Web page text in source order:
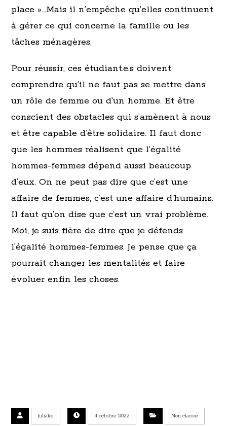
place »…Mais il n’empêche qu’elles continuent
à gérer ce qui concerne la famille ou les
tâches ménagères.
Pour réussir, ces étudiant.e.s doivent
comprendre qu’il ne faut pas se mettre dans
un rôle de femme ou d’un homme. Et être
conscient des obstacles qui s’amènent à nous
et être capable d’être solidaire. Il faut donc
que les hommes réalisent que l’égalité
hommes-femmes dépend aussi beaucoup
d’eux. On ne peut pas dire que c’est une
affaire de femmes, c’est une affaire d’humains.
Il faut qu’on dise que c’est un vrai problème.
Moi, je suis fière de dire que je défends
l’égalité hommes-femmes. Je pense que ça
pourrait changer les mentalités et faire
évoluer enfin les choses.
Juliake 4 octobre 2022 Non classé